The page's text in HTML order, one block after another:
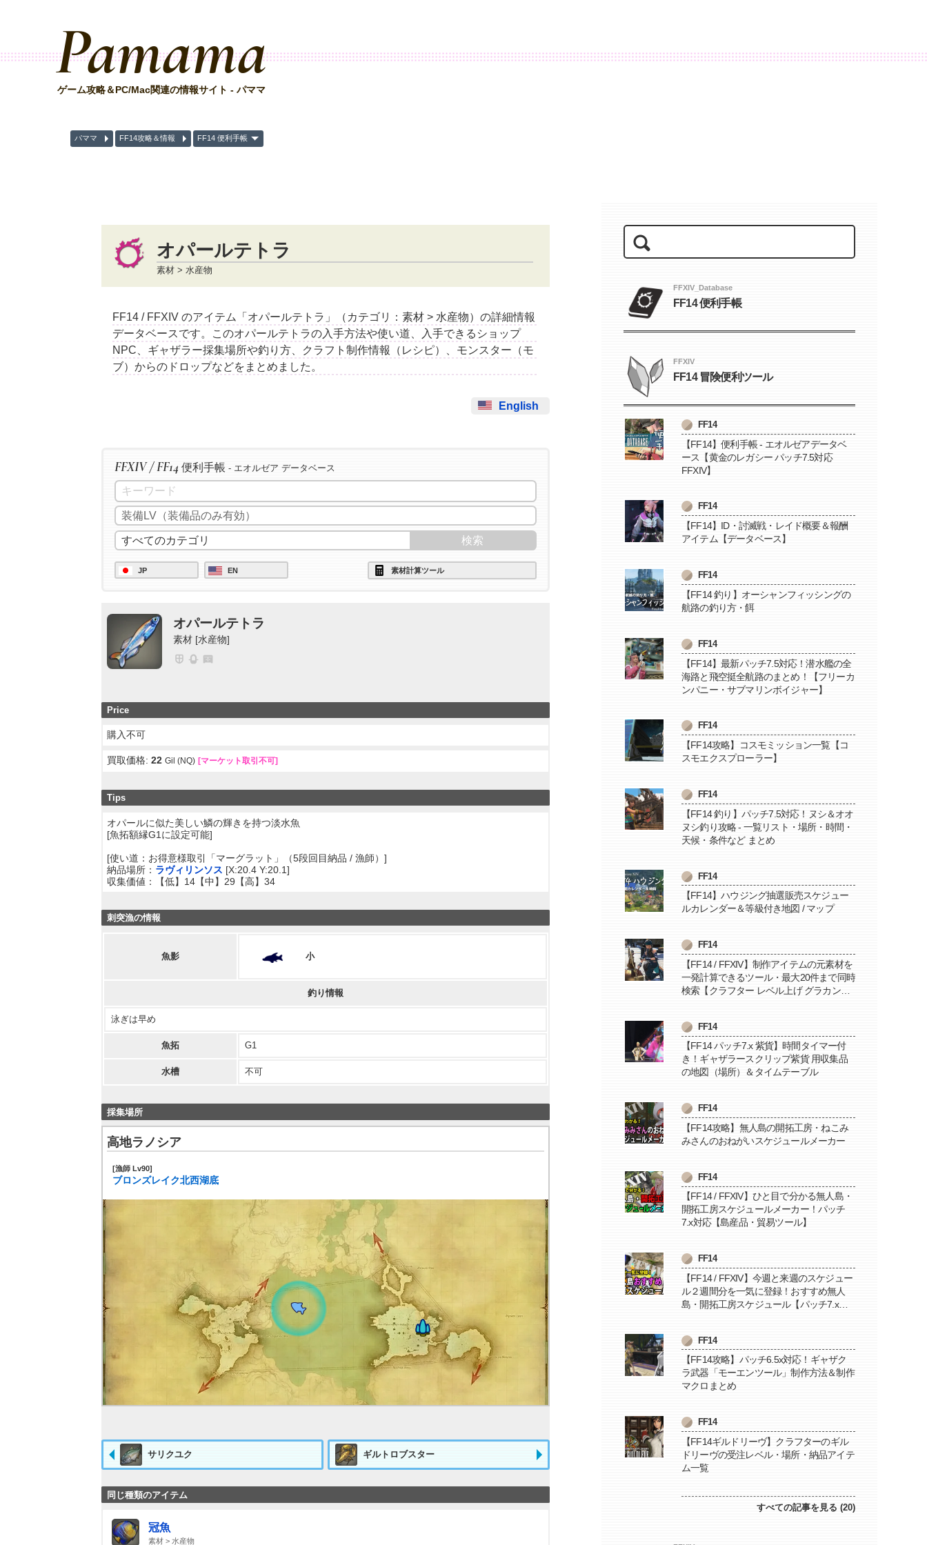
Pamama
ゲーム攻略＆PC/Mac関連の情報サイト - パママ
パママ FF14攻略＆情報 FF14 便利手帳
オパールテトラ
素材 > 水産物
FF14 / FFXIV のアイテム「オパールテトラ」（カテゴリ：素材 > 水産物）の詳細情報
データベースです。このオパールテトラの入手方法や使い道、入手できるショップ
NPC、ギャザラー採集場所や釣り方、クラフト制作情報（レシピ）、モンスター（モ
ブ）からのドロップなどをまとめました。
English
FFXIV / FF14 便利手帳 - エオルゼア データベース
JP EN 素材計算ツール
オパールテトラ
素材 [水産物]
Price
購入不可
買取価格:22 Gil (NQ) [マーケット取引不可]
Tips
オパールに似た美しい鱗の輝きを持つ淡水魚
[魚拓額縁G1に設定可能]
[使い道：お得意様取引「マーグラット」（5段回目納品 / 漁師）]
納品場所： ラヴィリンソス [X:20.4 Y:20.1]
収集価値：【低】14【中】29【高】34
刺突漁の情報
魚影 小
釣り情報
泳ぎは早め
魚拓 G1
水槽 不可
採集場所
高地ラノシア
[漁師 Lv90]
ブロンズレイク北西湖底
サリクユク ギルトロブスター
同じ種類のアイテム
冠魚
素材 > 水産物
FFXIV_Database
FF14 便利手帳
FFXIV
FF14 冒険便利ツール
FF14
【FF14】便利手帳 - エオルゼアデータベ
ース【黄金のレガシー パッチ7.5対応
FFXIV】
FF14
【FF14】ID・討滅戦・レイド概要＆報酬
アイテム【データベース】
FF14
【FF14 釣り】オーシャンフィッシングの
航路の釣り方・餌
FF14
【FF14】最新パッチ7.5対応！潜水艦の全
海路と飛空挺全航路のまとめ！【フリーカ
ンパニー・サブマリンボイジャー】
FF14
【FF14攻略】コスモミッション一覧【コ
スモエクスプローラー】
FF14
【FF14 釣り】パッチ7.5対応！ヌシ＆オオ
ヌシ釣り攻略 - 一覧リスト・場所・時間・
天候・条件など まとめ
FF14
【FF14】ハウジング抽選販売スケジュー
ルカレンダー＆等級付き地図 / マップ
FF14
【FF14 / FFXIV】制作アイテムの元素材を
一発計算できるツール・最大20件まで同時
検索【クラフター レベル上げ グラカン納
FF14
【FF14 パッチ7.x 紫貨】時間タイマー付
き！ギャザラースクリップ紫貨 用収集品
の地図（場所）＆タイムテーブル
FF14
【FF14攻略】無人島の開拓工房・ねこみ
みさんのおねがいスケジュールメーカー
FF14
【FF14 / FFXIV】ひと目で分かる無人島・
開拓工房スケジュールメーカー！パッチ
7.x対応【島産品・貿易ツール】
FF14
【FF14 / FFXIV】今週と来週のスケジュー
ル２週間分を一気に登録！おすすめ無人
島・開拓工房スケジュール【パッチ7.x対
FF14
【FF14攻略】パッチ6.5x対応！ギャザク
ラ武器「モーエンツール」制作方法＆制作
マクロまとめ
FF14
【FF14ギルドリーヴ】クラフターのギル
ドリーヴの受注レベル・場所・納品アイテ
ム一覧
すべての記事を見る (20)